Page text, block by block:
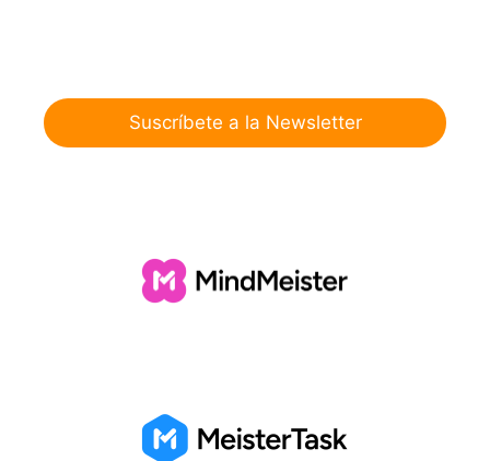
Suscríbete a la Newsletter